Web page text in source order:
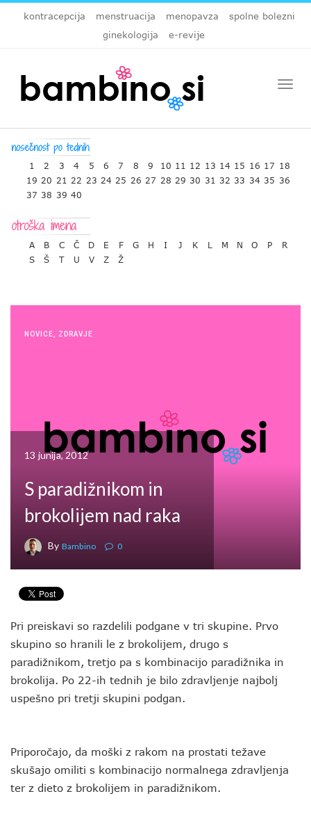
kontracepcija menstruacija menopavza
spolne bolezni
ginekologija
e-revije
1 2 3 4 5 6 7 8 9 10 11 12 13 14 15 16 17 18
19 20 21 22 23 24 25 26 27 28 29 30 31 32 33 34 35 36
37 38 39 40
A B C Č D E F G H I J K L M N O P
R
S
Š T U V Z Ž
NOVICE ZDRAVJE
13 junija, 2012
S paradižnikom in
brokolijem nad raka
By Bambino 0
Pri preiskavi so razdelili podgane v tri skupine. Prvo
skupino so hranili le z brokolijem, drugo s
paradižnikom, tretjo pa s kombinacijo paradižnika in
brokolija. Po 22-ih tednih je bilo zdravljenje najbolj
uspešno pri tretji skupini podgan.
Priporočajo, da moški z rakom na prostati težave
skušajo omiliti s kombinacijo normalnega zdravljenja
ter z dieto z brokolijem in paradižnikom.